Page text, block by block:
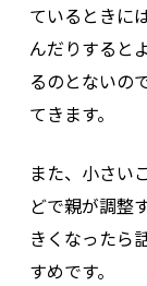
ているときに
んだりすると
るのとないの
てきます。
また、小さい
どで親が調整
きくなったら
すめです。